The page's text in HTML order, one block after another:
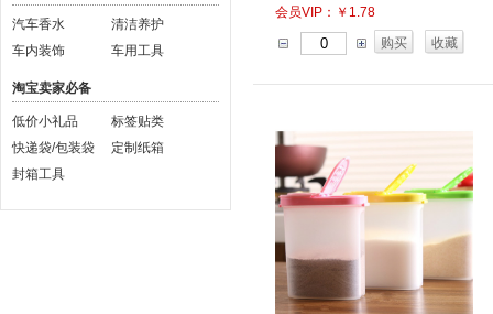
汽车香水
清洁养护
车内装饰
车用工具
淘宝卖家必备
低价小礼品
标签贴类
快递袋/包装袋
定制纸箱
封箱工具
会员VIP：￥1.78
购买
收藏